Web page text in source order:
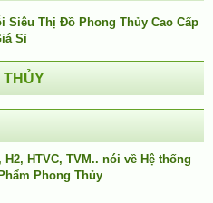
THỦY
, H2, HTVC, TVM.. nói về Hệ thống
Phong Thủy